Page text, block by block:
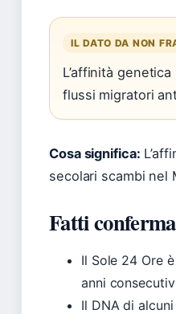
IL DATO DA NON
L’affinità
flussi migratori
Cosa significa:
secolari scambi nel
Fatti
Il Sole 24 Ore
anni
Il DNA di